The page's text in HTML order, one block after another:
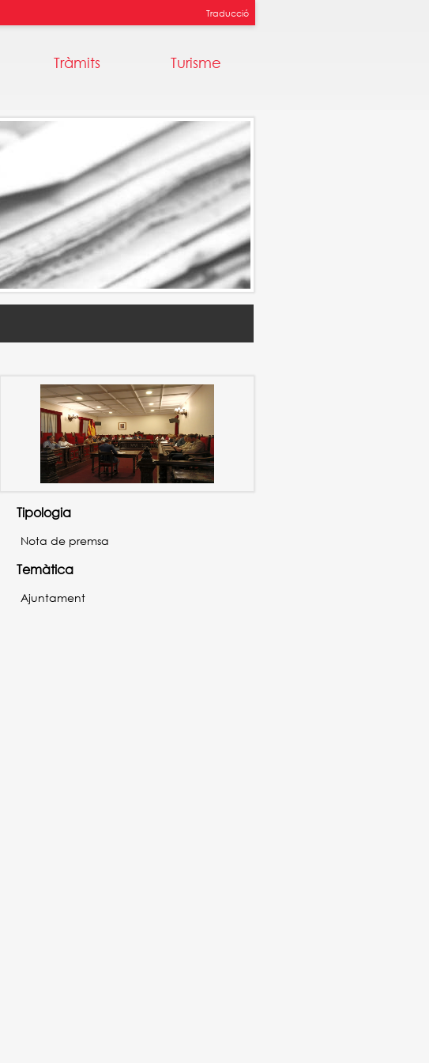
Traducció
Tràmits Turisme
Tipologia
Nota de premsa
Temàtica
Ajuntament